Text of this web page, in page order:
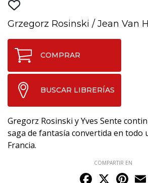
Grzegorz Rosinski / Jean Van
COMPRAR
BUSCAR LIBRERÍAS
Gregorz Rosinski y Yves Sente
saga de fantasía convertida en todo
Francia.
COMPARTIR EN
Facebook
X